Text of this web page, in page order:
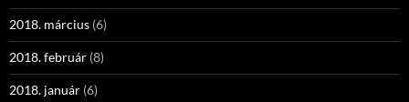
2018. március (6)
2018. február (8)
2018. január (6)